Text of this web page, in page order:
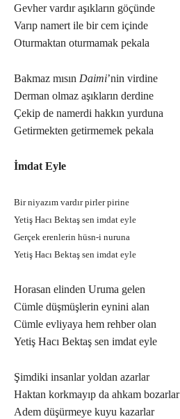
Gevher vardır aşıkların göçünde
Varıp namert ile bir cem içinde
Oturmaktan oturmamak pekala
Bakmaz mısın Daimi’nin virdine
Derman olmaz aşıkların derdine
Çekip de namerdi hakkın yurduna
Getirmekten getirmemek pekala
İmdat Eyle
Bir niyazım vardır pirler pirine
Yetiş Hacı Bektaş sen imdat eyle
Gerçek erenlerin hüsn-i nuruna
Yetiş Hacı Bektaş sen imdat eyle
Horasan elinden Uruma gelen
Cümle düşmüşlerin eynini alan
Cümle evliyaya hem rehber olan
Yetiş Hacı Bektaş sen imdat eyle
Şimdiki insanlar yoldan azarlar
Haktan korkmayıp da ahkam bozarlar
Adem düşürmeye kuyu kazarlar